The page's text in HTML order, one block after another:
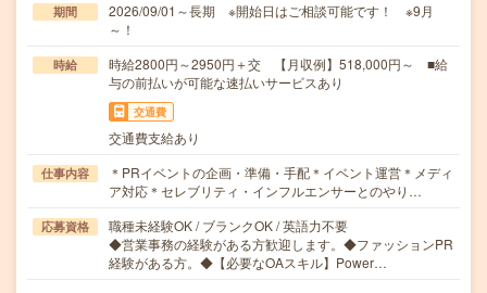
期間
2026/09/01～長期 ※開始日はご相談可能です！ ※9月
～！
時給
時給2800円～2950円＋交 【月収例】518,000円～ ■給
与の前払いが可能な速払いサービスあり
交通費
交通費支給あり
仕事内容
＊PRイベントの企画・準備・手配＊イベント運営＊メディ
ア対応＊セレブリティ・インフルエンサーとのやり…
応募資格
職種未経験OK / ブランクOK / 英語力不要
◆営業事務の経験がある方歓迎します。◆ファッションPR
経験がある方。◆【必要なOAスキル】Power…